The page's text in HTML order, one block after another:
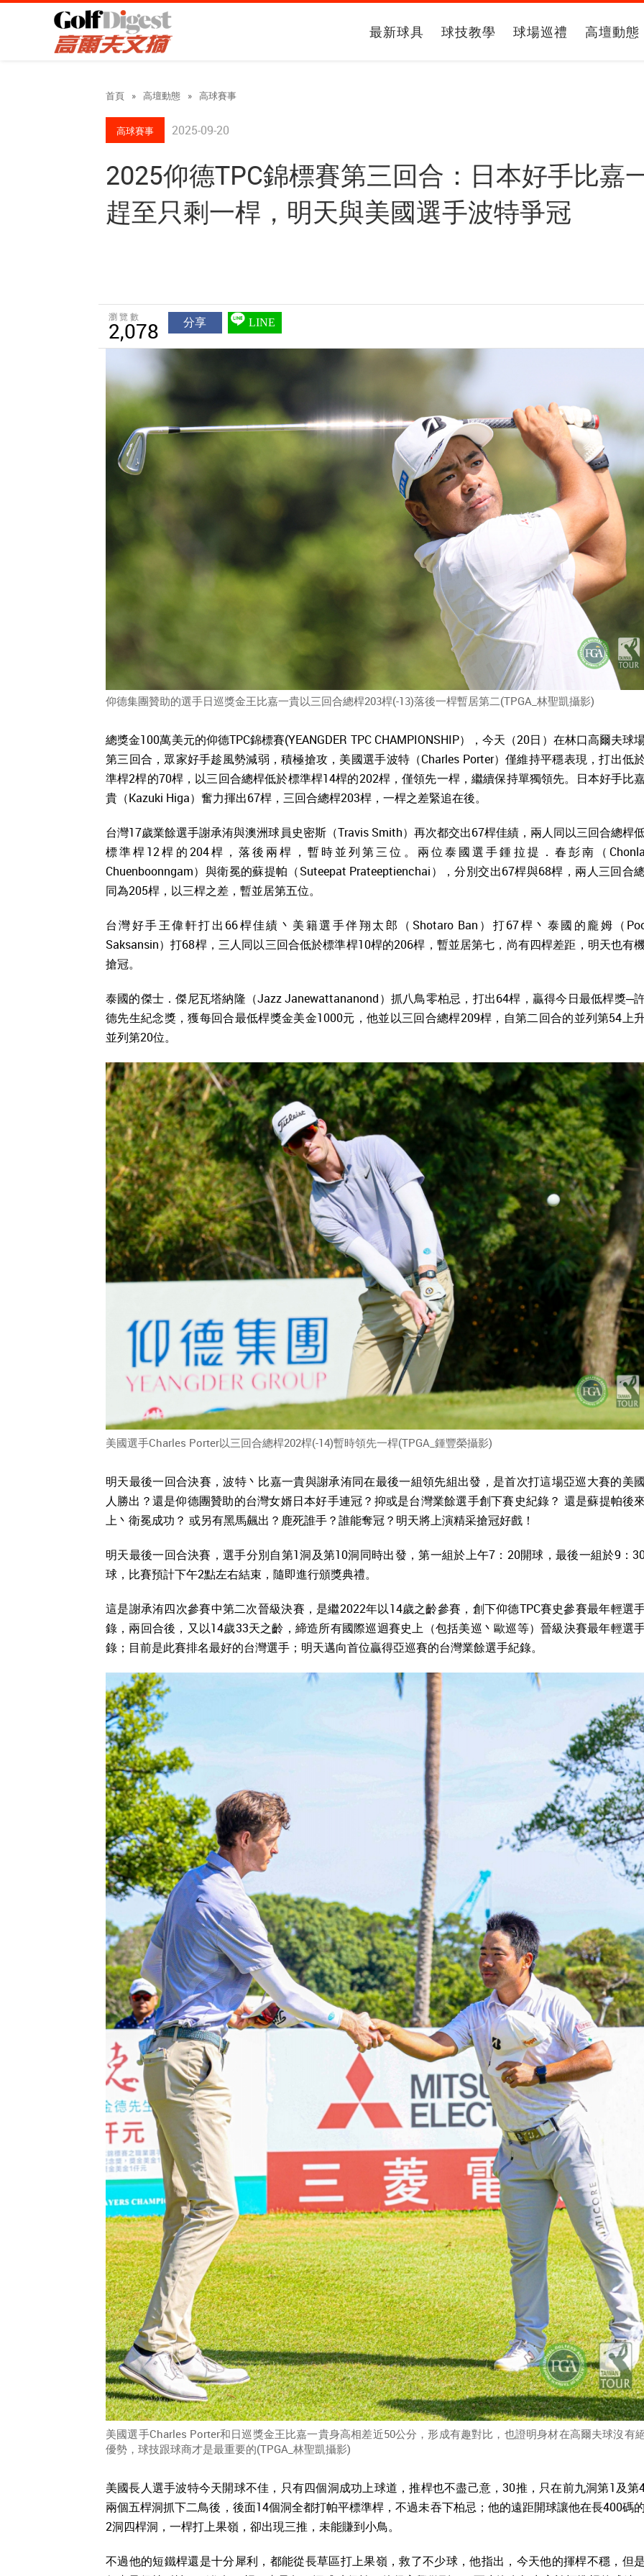
最新球具 球技教學 球場巡禮 高壇動態
首頁 » 高壇動態 » 高球賽事
高球賽事 2025-09-20
2025仰德TPC錦標賽第三回合：日本好手比嘉
趕至只剩一桿，明天與美國選手波特爭冠
瀏覽數
2,078 分享 LINE
仰德集團贊助的選手日巡獎金王比嘉一貴以三回合總桿203桿(-13)落後一桿暫居第二(TPGA_林聖凱攝影)
總獎金100萬美元的仰德TPC錦標賽(YEANGDER TPC CHAMPIONSHIP），今天（20日）在林口高爾夫球
第三回合，眾家好手趁風勢減弱，積極搶攻，美國選手波特（Charles Porter）僅維持平穩表現，打出低
準桿2桿的70桿，以三回合總桿低於標準桿14桿的202桿，僅領先一桿，繼續保持單獨領先。日本好手比
貴（Kazuki Higa）奮力揮出67桿，三回合總桿203桿，一桿之差緊追在後。
台灣17歲業餘選手謝承洧與澳洲球員史密斯（Travis Smith）再次都交出67桿佳績，兩人同以三回合總桿
標準桿12桿的204桿，落後兩桿，暫時並列第三位。兩位泰國選手鍾拉提．春彭南（
Chuenboonngam）與衛冕的蘇提帕（Suteepat Prateeptienchai），分別交出67桿與68桿，兩人三回合
同為205桿，以三桿之差，暫並居第五位。
台灣好手王偉軒打出66桿佳績丶美籍選手伴翔太郎（Shotaro Ban）打67桿丶泰國的龐姆（
Saksansin）打68桿，三人同以三回合低於標準桿10桿的206桿，暫並居第七，尚有四桿差距，明天也有
搶冠。
泰國的傑士．傑尼瓦塔納隆（Jazz Janewattananond）抓八鳥零柏忌，打出64桿，贏得今日最低桿獎─
德先生紀念獎，獲每回合最低桿獎金美金1000元，他並以三回合總桿209桿，自第二回合的並列第54上
並列第20位。
美國選手Charles Porter以三回合總桿202桿(-14)暫時領先一桿(TPGA_鍾豐榮攝影)
明天最後一回合決賽，波特丶比嘉一貴與謝承洧同在最後一組領先組出發，是首次打這場亞巡大賽的美
人勝出？還是仰德團贊助的台灣女婿日本好手連冠？抑或是台灣業餘選手創下賽史紀錄？ 還是蘇提帕後
上丶衛冕成功？ 或另有黑馬飆出？鹿死誰手？誰能奪冠？明天將上演精采搶冠好戲！
明天最後一回合決賽，選手分別自第1洞及第10洞同時出發，第一組於上午7：20開球，最後一組於9：
球，比賽預計下午2點左右結束，隨即進行頒獎典禮。
這是謝承洧四次參賽中第二次晉級決賽，是繼2022年以14歲之齡參賽，創下仰德TPC賽史參賽最年輕選
錄，兩回合後，又以14歲33天之齡，締造所有國際巡迴賽史上（包括美巡丶歐巡等）晉級決賽最年輕選
錄；目前是此賽排名最好的台灣選手；明天邁向首位贏得亞巡賽的台灣業餘選手紀錄。
美國選手Charles Porter和日巡獎金王比嘉一貴身高相差近50公分，形成有趣對比，也證明身材在高爾夫球沒有
優勢，球技跟球商才是最重要的(TPGA_林聖凱攝影)
美國長人選手波特今天開球不佳，只有四個洞成功上球道，推桿也不盡己意，30推，只在前九洞第1及第
兩個五桿洞抓下二鳥後，後面14個洞全都打帕平標準桿，不過未吞下柏忌；他的遠距開球讓他在長400碼
2洞四桿洞，一桿打上果嶺，卻出現三推，未能賺到小鳥。
不過他的短鐵桿還是十分犀利，都能從長草區打上果嶺，救了不少球，他指出，今天他的揮桿不穩，但